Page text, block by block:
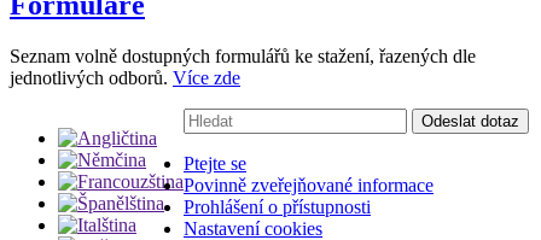
Seznam volně dostupných formulářů ke stažení, řazených dle
jednotlivých odborů. Více zde
Vyhledávání:
Odeslat dotaz
Ptejte se
Povinně zveřejňované informace
Prohlášení o přístupnosti
Nastavení cookies